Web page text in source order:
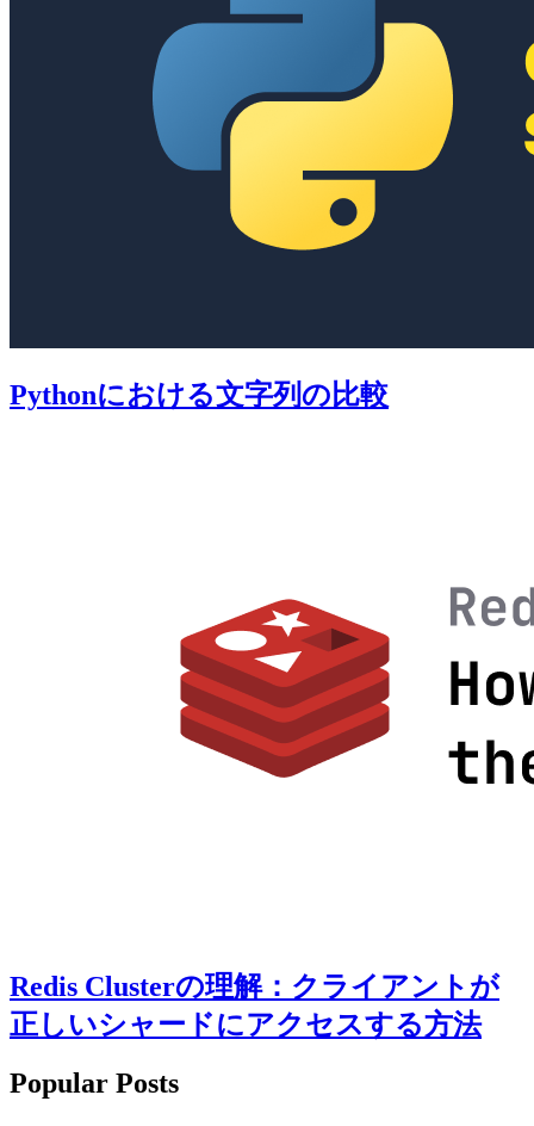
Pythonにおける文字列の比較
Redis Clusterの理解：クライアントが
正しいシャードにアクセスする方法
Popular Posts